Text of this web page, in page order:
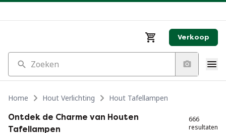
Verkoop
Zoeken
Home Hout Verlichting
Hout Tafellampen
Ontdek de Charme van Houten
Tafellampen
666
resultaten